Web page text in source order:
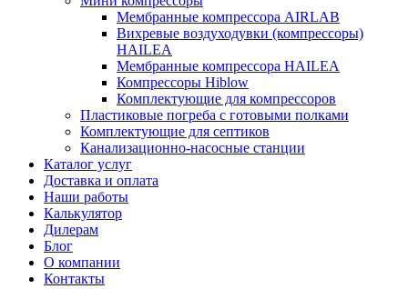
Мембранные компрессора AIRLAB
Вихревые воздуходувки (компрессоры)
HAILEA
Мембранные компрессора HAILEA
Компрессоры Hiblow
Комплектующие для компрессоров
Пластиковые погреба с готовыми полками
Комплектующие для септиков
Канализационно-насосные станции
Каталог услуг
Доставка и оплата
Наши работы
Калькулятор
Дилерам
Блог
О компании
Контакты